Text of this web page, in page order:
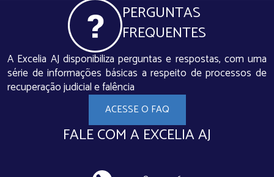
PERGUNTAS
FREQUENTES
A Excelia AJ disponibiliza perguntas e respostas, com uma
série de informações básicas a respeito de processos de
recuperação judicial e falência
ACESSE O FAQ
FALE COM A EXCELIA AJ